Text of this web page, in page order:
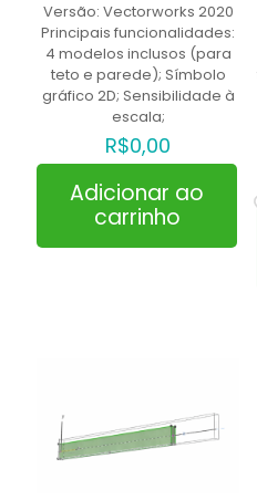
Salvar meus dados neste
Versão: Vectorworks 2020
Principais funcionalidades:
4 modelos inclusos (para
teto e parede); Símbolo
gráfico 2D; Sensibilidade à
escala;
R$0,00
Adicionar ao
carrinho